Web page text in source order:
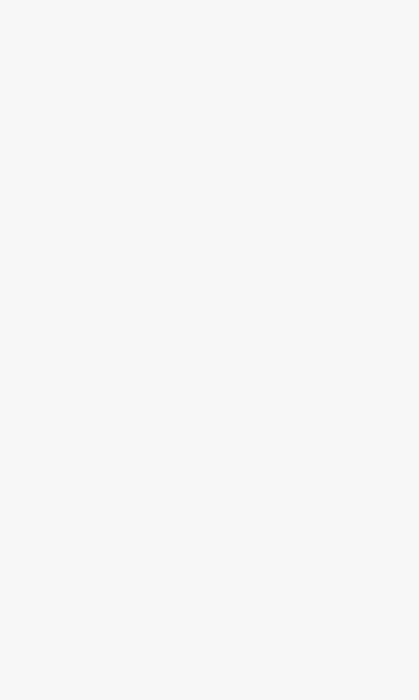
ترین مدعی دروغین حقوق بشر